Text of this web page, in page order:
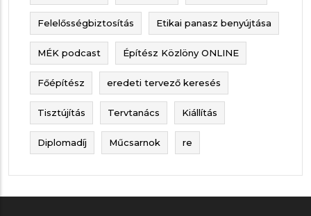
Felelősségbiztosítás Etikai panasz benyújtása
MÉK podcast Építész Közlöny ONLINE
Főépítész eredeti tervező keresés
Tisztújítás Tervtanács Kiállítás
Diplomadíj Műcsarnok re